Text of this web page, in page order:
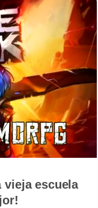
vieja escuela